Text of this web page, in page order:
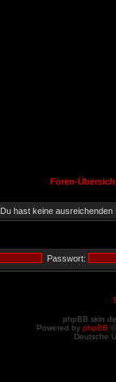
Foren-
Du hast keine
Passwort:
phpBB skin
Powered by phpBB
Deutsche